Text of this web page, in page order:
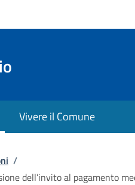
Vivere il Comune
/
dell’invito al pagamento